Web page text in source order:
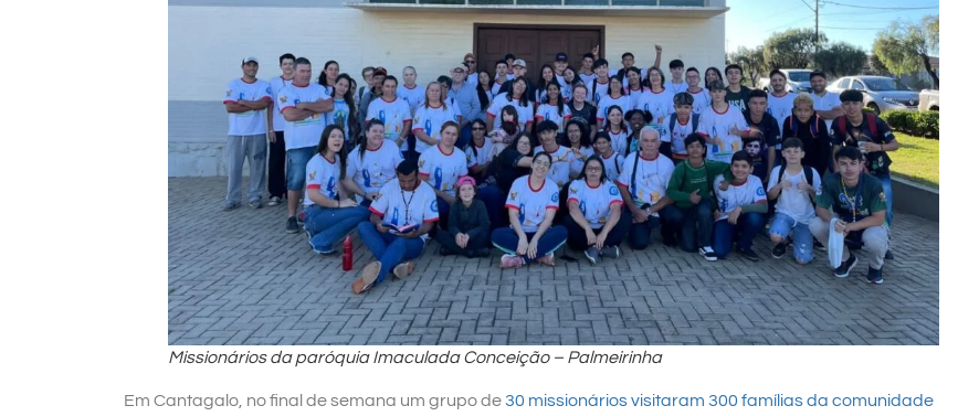
Missionários da paróquia Imaculada Conceição – Palmeirinha
Em Cantagalo, no final de semana um grupo de30 missionários visitaram 300 famílias da comunidade